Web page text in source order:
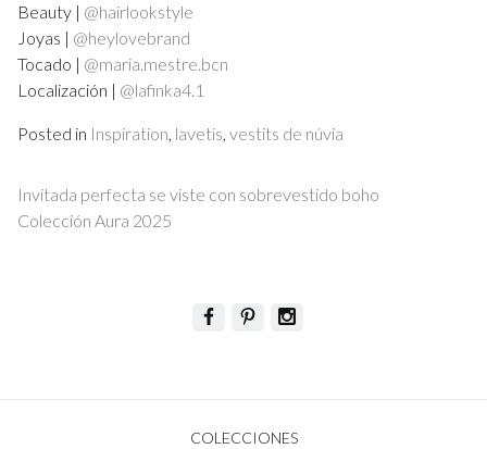
Beauty | @hairlookstyle
Joyas | @heylovebrand
Tocado | @maria.mestre.bcn
Localización | @lafinka4.1
Posted in Inspiration, lavetis, vestits de núvia
Navegación
de
Invitada perfecta se viste con sobrevestido boho
Colección Aura 2025
COLECCIONES